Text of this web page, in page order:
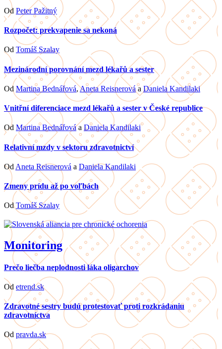
Od Peter Pažitný
Rozpočet: prekvapenie sa nekoná
Od Tomáš Szalay
Mezinárodní porovnání mezd lékařů a sester
Od Martina Bednářová,Aneta Reisnerová a Daniela Kandilaki
Vnitřní diferenciace mezd lékařů a sester v České republice
Od Martina Bednářováa Daniela Kandilaki
Relativní mzdy v sektoru zdravotnictví
Od Aneta Reisnerová a Daniela Kandilaki
Zmeny prídu až po voľbách
OdTomáš Szalay
Monitoring
Prečo liečba neplodnosti láka oligarchov
Od etrend.sk
Zdravotné sestry budú protestovať proti rozkrádaniu
zdravotníctva
Od pravda.sk